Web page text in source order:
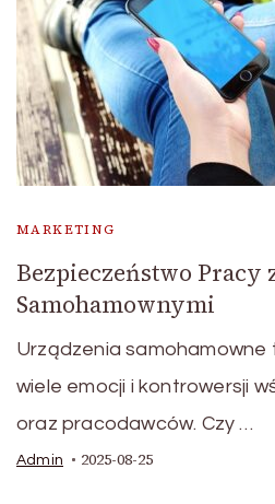
MARKETING
Bezpieczeństwo Pracy
Samohamownymi
Urządzenia
wiele emocji i kontrowersji
oraz pracodawców. Czy …
Admin 2025-08-25